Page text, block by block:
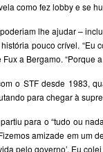
como fez lobby e se
lhe ajudar –
pouco crível.
a Bergamo. “Porque
o STF desde 1983,
para chegar à
para o “tudo ou
amizade em um
pelo governo’. Eu